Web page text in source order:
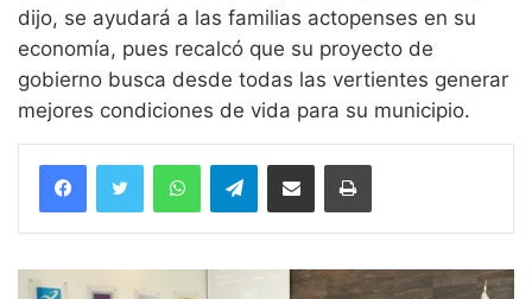
dijo, se ayudará a las familias actopenses en su
economía, pues recalcó que su proyecto de
gobierno busca desde todas las vertientes generar
mejores condiciones de vida para su municipio.
WhatsAppTelegramCompartir vía email Imprimir